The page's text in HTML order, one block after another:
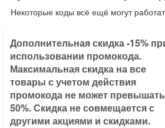
Некоторые коды всё ещё могут
Дополнительная скидка -15%
использовании промокода.
Максимальная скидка на все
товары с учетом действия
промокода не может превышать
50%. Скидка не совмещается с
другими акциями и скидками.